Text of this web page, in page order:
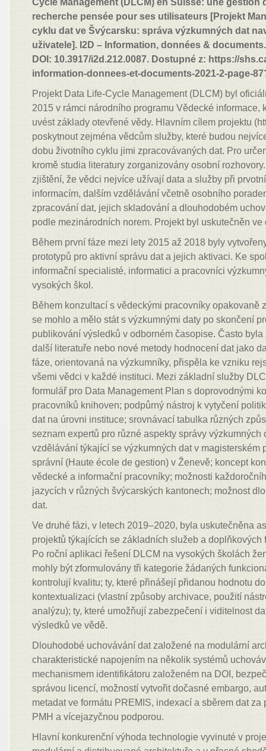
Cycle Management (DLCM) en Suisse: une gestion
recherche pensée pour ses utilisateurs [Projekt
cyklu dat ve Švýcarsku: správa výzkumných dat
uživatele]. I2D – Information, données & documents.
DOI: 10.3917/i2d.212.0087. Dostupné z: https://
information-donnees-et-documents-2021-2-page-
Projekt Data Life-Cycle Management (DLCM) byl
2015 v rámci národního programu Vědecké informace,
uvést základy otevřené vědy. Hlavním cílem projektu
poskytnout zejména vědcům služby, které budou
dobu životního cyklu jimi zpracovávaných dat. Pro
kromě studia literatury zorganizovány osobní
zjištění, že vědci nejvíce užívají data a služby při
informacím, dalším vzdělávání včetně osobního
zpracování dat, jejich skladování a dlouhodobém
podle mezinárodních norem. Projekt byl uskutečněn ve
Během první fáze mezi lety 2015 až 2018 byly
prototypů pro aktivní správu dat a jejich aktivaci. Ke
informační specialisté, informatici a pracovníci
vysokých škol.
Během konzultací s vědeckými pracovníky opakovaně
se mohlo a mělo stát s výzkumnými daty po skončení
publikování výsledků v odborném časopise. Často
další literatuře nebo nové metody hodnocení dat jako
fáze, orientovaná na výzkumníky, přispěla ke vzniku
všemi vědci v každé instituci. Mezi základní služby
formulář pro Data Management Plan s doprovodnými
pracovníků knihoven; podpůrný nástroj k vytyčení
dat na úrovni instituce; srovnávací tabulka různých
seznam expertů pro různé aspekty správy výzkumných
vzdělávání týkající se výzkumných dat v magisterském
správní (Haute école de gestion) v Ženevě; koncept
vědecké a informační pracovníky; možnosti
jazycích v různých švýcarských kantonech; možnost
dat.
Ve druhé fázi, v letech 2019–2020, byla uskutečněna
projektů týkajících se základních služeb a doplňkových
Po roční aplikaci řešení DLCM na vysokých školách
mohly být zformulovány tři kategorie žádaných
kontrolují kvalitu; ty, které přinášejí přidanou hodnotu
kontextualizaci (vlastní způsoby archivace, použití
analýzu); ty, které umožňují zabezpečení i viditelnost
výsledků ve vědě.
Dlouhodobé uchovávání dat založené na modulární
charakteristické napojením na několik systémů
mechanismem identifikátoru založeném na DOI,
správou licencí, možností vytvořit dočasné embargo,
metadat ve formátu PREMIS, indexací a sběrem dat za
PMH a vícejazyčnou podporou.
Hlavní konkurenční výhoda technologie vyvinuté v